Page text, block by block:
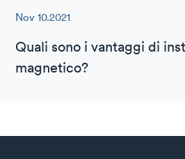
Nov 10.2021
Quali sono i vantaggi di
magnetico?